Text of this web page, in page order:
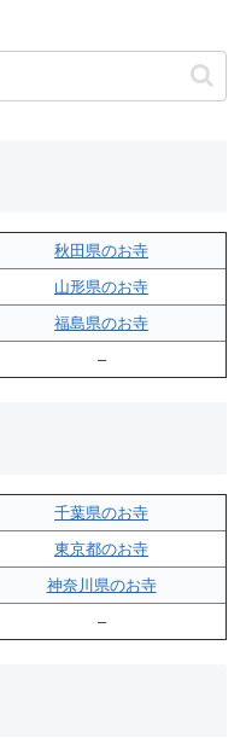
秋田県のお寺
山形県のお寺
福島県のお寺
–
千葉県のお寺
東京都のお寺
神奈川県のお寺
–